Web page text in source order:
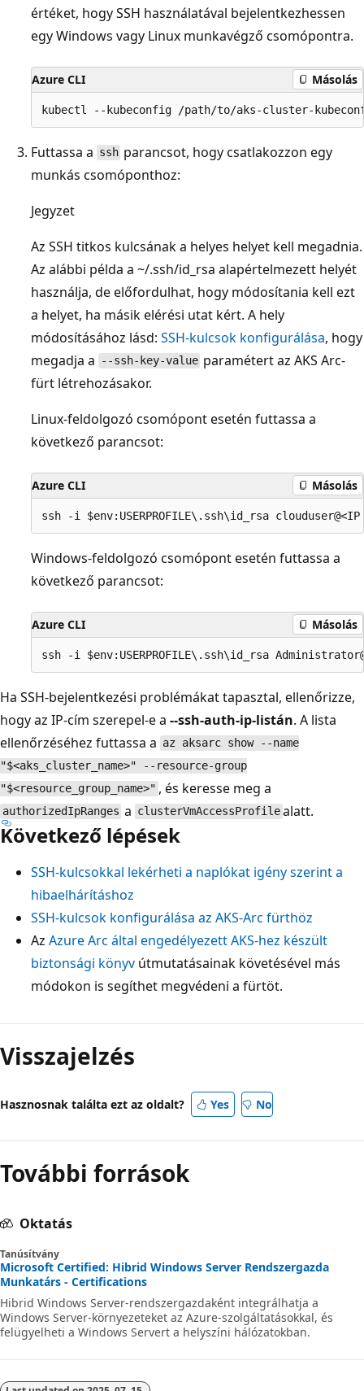
értéket, hogy SSH használatával bejelentkezhessen
egy Windows vagy Linux munkavégző csomópontra.
Azure CLI Másolás
Futtassa a ssh parancsot, hogy csatlakozzon egy
munkás csomóponthoz:
Jegyzet
Az SSH titkos kulcsának a helyes helyet kell megadnia.
Az alábbi példa a ~/.ssh/id_rsa alapértelmezett helyét
használja, de előfordulhat, hogy módosítania kell ezt
a helyet, ha másik elérési utat kért. A hely
módosításához lásd: SSH-kulcsok konfigurálása, hogy
megadja a
--ssh-key-value paramétert az AKS Arc-
fürt létrehozásakor.
Linux-feldolgozó csomópont esetén futtassa a
következő parancsot:
Azure CLI Másolás
Windows-feldolgozó csomópont esetén futtassa a
következő parancsot:
Azure CLI Másolás
Ha SSH-bejelentkezési problémákat tapasztal, ellenőrizze,
hogy az IP-cím szerepel-e a --ssh-auth-ip-listán. A lista
ellenőrzéséhez futtassa a az aksarc show --name
"$<aks_cluster_name>" --resource-group
"$<resource_group_name>" , és keresse meg a
authorizedIpRanges a clusterVmAccessProfilealatt.
Következő lépések
SSH-kulcsokkal lekérheti a naplókat igény szerint a
hibaelhárításhoz
SSH-kulcsok konfigurálása az AKS-Arc fürthöz
Az Azure Arc által engedélyezett AKS-hez készült
biztonsági könyv útmutatásainak követésével más
módokon is segíthet megvédeni a fürtöt.
Olvasási
mód
letiltva
Visszajelzés
Hasznosnak találta ezt az oldalt? Yes No
További források
Oktatás
Tanúsítvány
Microsoft Certified: Hibrid Windows Server Rendszergazda
Munkatárs - Certifications
Hibrid Windows Server-rendszergazdaként integrálhatja a
Windows Server-környezeteket az Azure-szolgáltatásokkal, és
felügyelheti a Windows Servert a helyszíni hálózatokban.